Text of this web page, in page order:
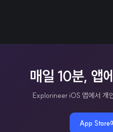
매일 10분, 앱
Explorineer iOS 앱에서 개
App Store